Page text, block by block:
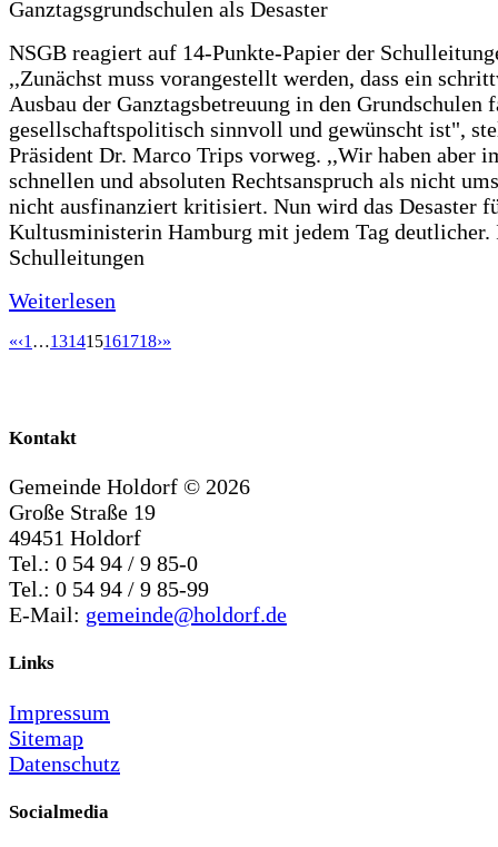
NSGB reagiert auf 14-Punkte-Papier der
,,Zunächst muss vorangestellt werden, dass ein
Ausbau der Ganztagsbetreuung in den Grundschulen
gesellschaftspolitisch sinnvoll und gewünscht ist",
Präsident Dr. Marco Trips vorweg. ,,Wir haben aber
schnellen und absoluten Rechtsanspruch als nicht
nicht ausfinanziert kritisiert. Nun wird das Desaster
Kultusministerin Hamburg mit jedem Tag deutlicher.
Schulleitungen
Weiterlesen
«‹1 …131415161718›»
Kontakt
Gemeinde Holdorf © 2026
Große Straße 19
49451 Holdorf
Tel.: 0 54 94 / 9 85-0
Tel.: 0 54 94 / 9 85-99
E-Mail: gemeinde@holdorf.de
Links
Impressum
Sitemap
Datenschutz
Socialmedia